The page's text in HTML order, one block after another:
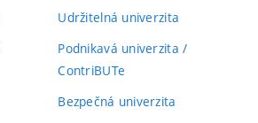
Udržitelná univerzita
Podnikavá univerzita /
ContriBUTe
Bezpečná univerzita